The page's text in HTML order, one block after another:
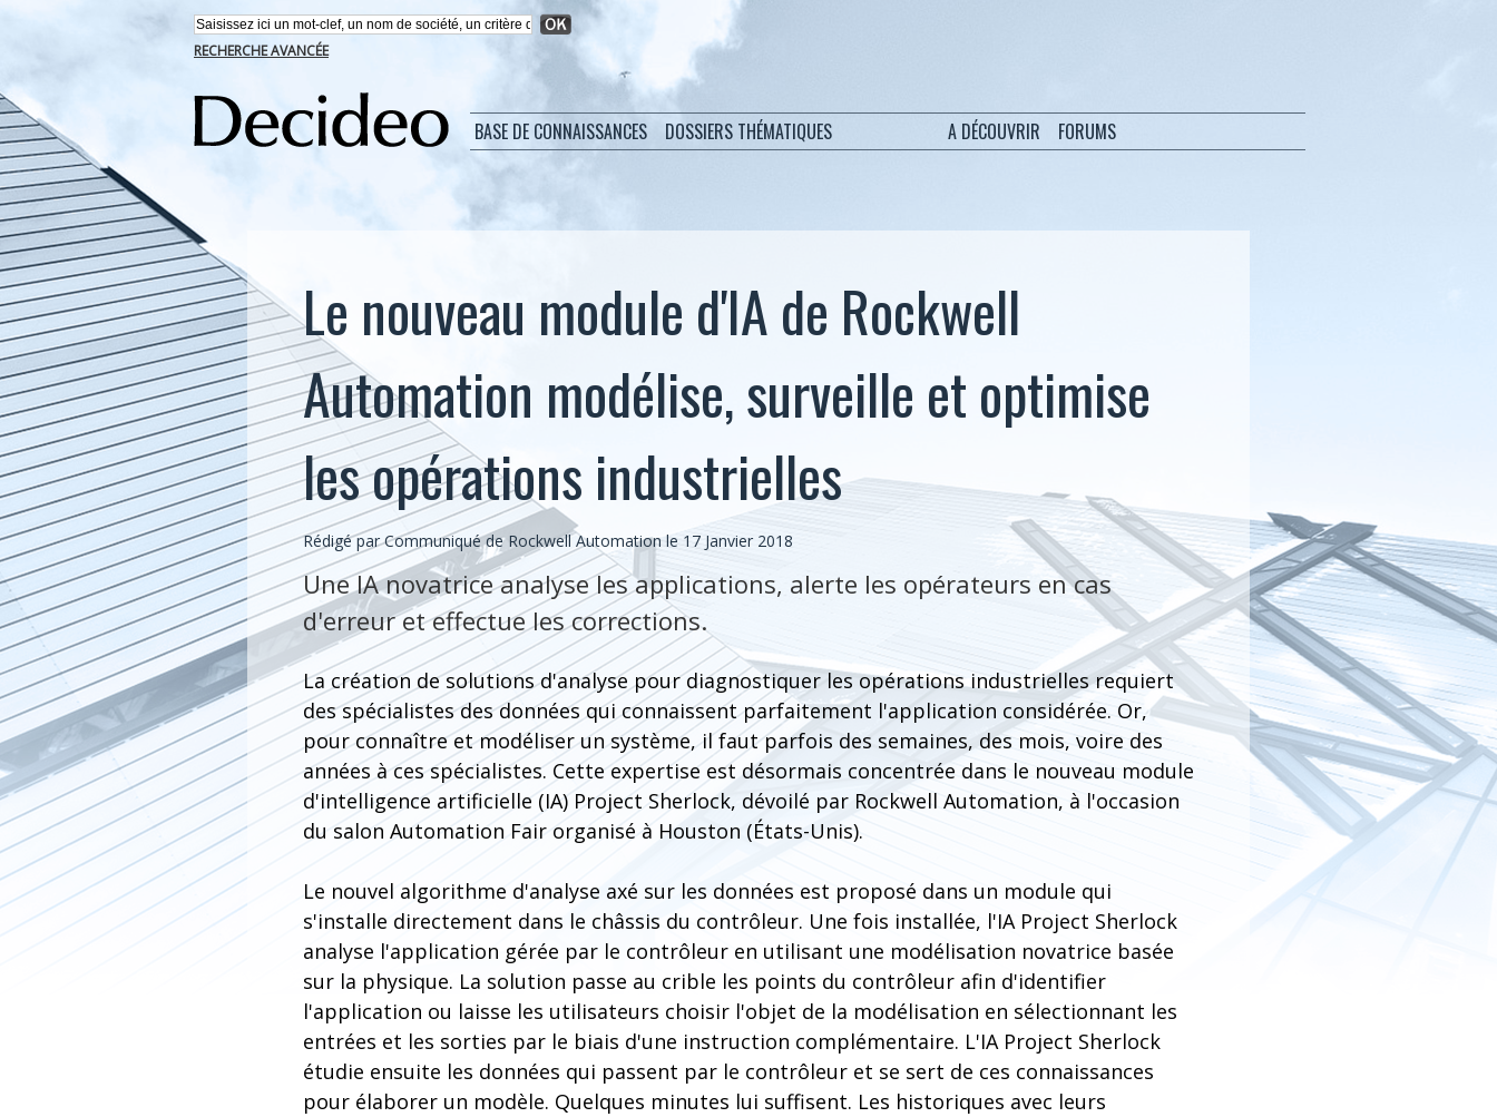
RECHERCHE AVANCÉE
BASE DE CONNAISSANCES DOSSIERS THÉMATIQUES A DÉCOUVRIR FORUMS
Le nouveau module d'IA de Rockwell
Automation modélise, surveille et optimise
les opérations industrielles
Rédigé par Communiqué de Rockwell Automation le 17 Janvier 2018
Une IA novatrice analyse les applications, alerte les opérateurs en cas
d'erreur et effectue les corrections.
La création de solutions d'analyse pour diagnostiquer les opérations industrielles requiert
des spécialistes des données qui connaissent parfaitement l'application considérée. Or,
pour connaître et modéliser un système, il faut parfois des semaines, des mois, voire des
années à ces spécialistes. Cette expertise est désormais concentrée dans le nouveau module
d'intelligence artificielle (IA) Project Sherlock, dévoilé par Rockwell Automation, à l'occasion
du salon Automation Fair organisé à Houston (États-Unis).
Le nouvel algorithme d'analyse axé sur les données est proposé dans un module qui
s'installe directement dans le châssis du contrôleur. Une fois installée, l'IA Project Sherlock
analyse l'application gérée par le contrôleur en utilisant une modélisation novatrice basée
sur la physique. La solution passe au crible les points du contrôleur afin d'identifier
l'application ou laisse les utilisateurs choisir l'objet de la modélisation en sélectionnant les
entrées et les sorties par le biais d'une instruction complémentaire. L'IA Project Sherlock
étudie ensuite les données qui passent par le contrôleur et se sert de ces connaissances
pour élaborer un modèle. Quelques minutes lui suffisent. Les historiques avec leurs